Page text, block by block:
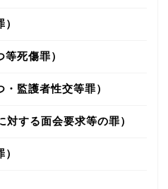
死傷罪）
監護者性交等罪）
する面会要求等の罪）